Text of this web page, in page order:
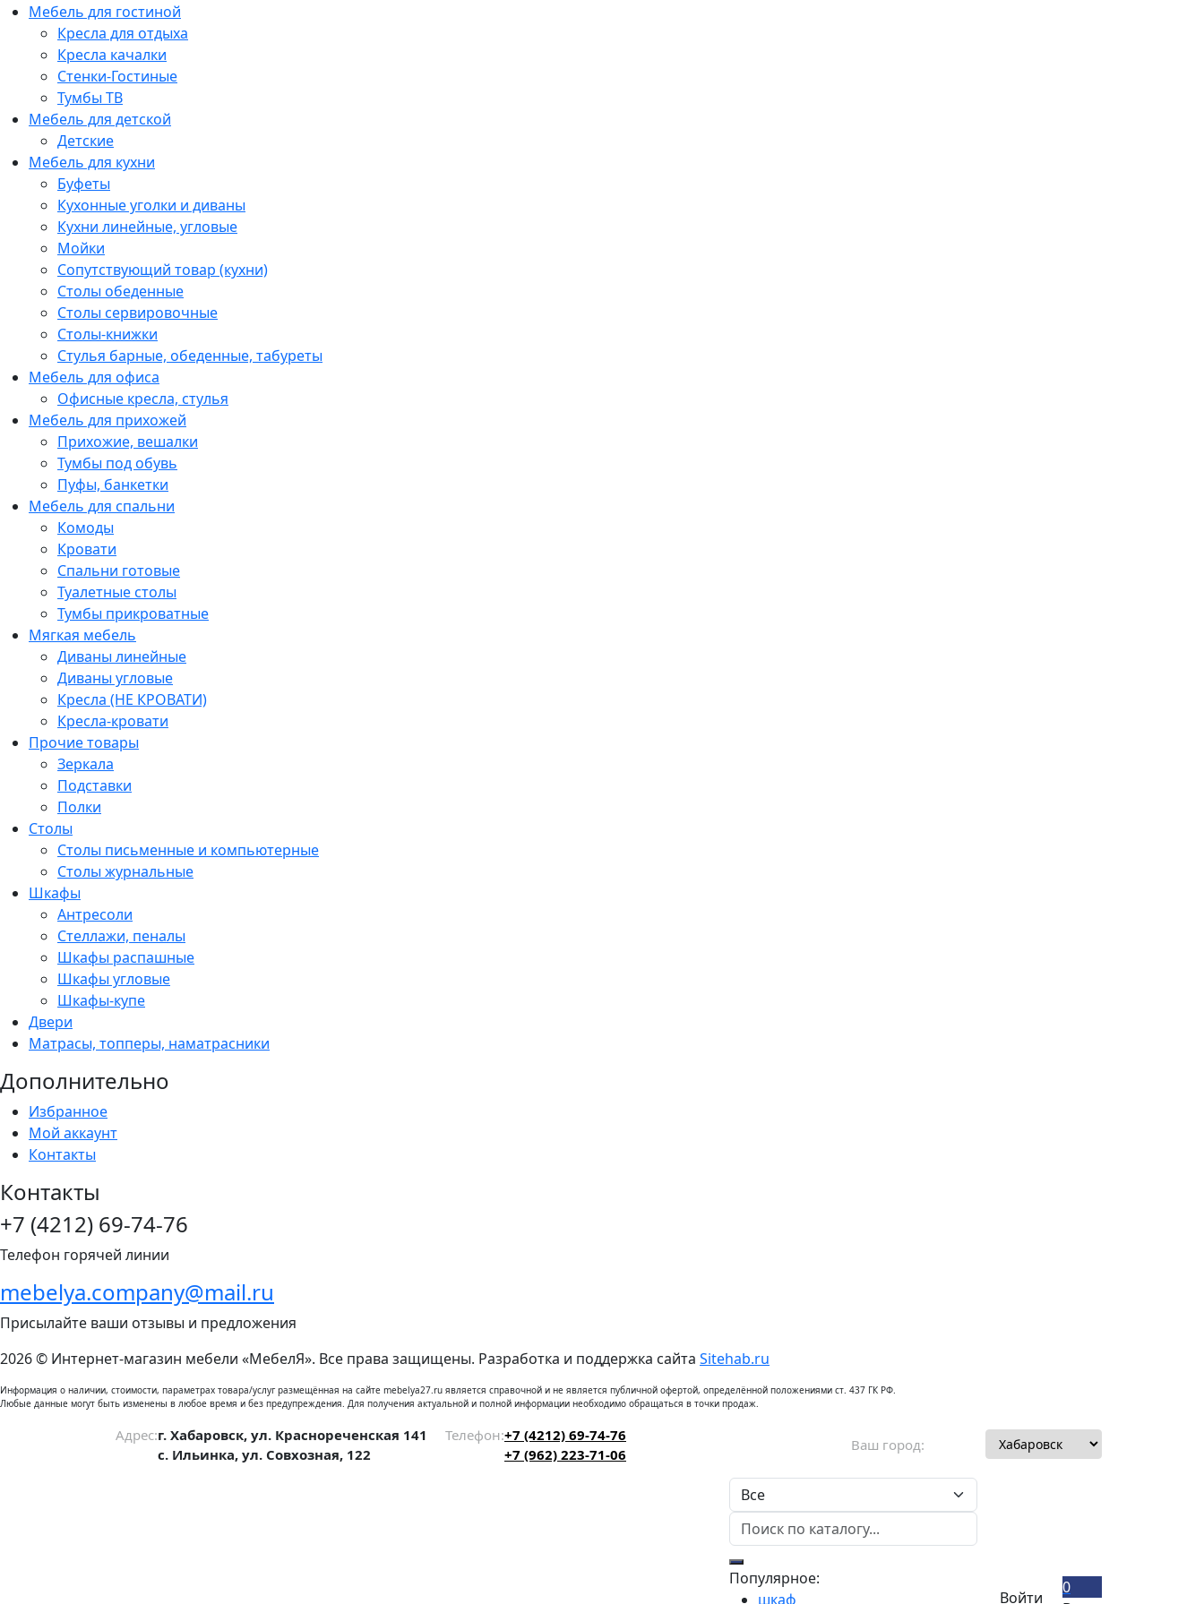
Мебель для гостиной
Кресла для отдыха
Кресла качалки
Стенки-Гостиные
Тумбы ТВ
Мебель для детской
Детские
Мебель для кухни
Буфеты
Кухонные уголки и диваны
Кухни линейные, угловые
Мойки
Сопутствующий товар (кухни)
Столы обеденные
Столы сервировочные
Столы-книжки
Стулья барные, обеденные, табуреты
Мебель для офиса
Офисные кресла, стулья
Мебель для прихожей
Прихожие, вешалки
Тумбы под обувь
Пуфы, банкетки
Мебель для спальни
Комоды
Кровати
Спальни готовые
Туалетные столы
Тумбы прикроватные
Мягкая мебель
Диваны линейные
Диваны угловые
Кресла (НЕ КРОВАТИ)
Кресла-кровати
Прочие товары
Зеркала
Подставки
Полки
Столы
Столы письменные и компьютерные
Столы журнальные
Шкафы
Антресоли
Стеллажи, пеналы
Шкафы распашные
Шкафы угловые
Шкафы-купе
Двери
Матрасы, топперы, наматрасники
Дополнительно
Избранное
Мой аккаунт
Контакты
Контакты
+7 (4212) 69-74-76
Телефон горячей линии
mebelya.company@mail.ru
Присылайте ваши отзывы и предложения
2026 © Интернет-магазин мебели «МебелЯ». Все права защищены. Разработка и поддержка сайта Sitehab.ru
Информация о наличии, стоимости, параметрах товара/услуг размещённая на сайте mebelya27.ru является справочной и не является публичной офертой, определённой положениями ст. 437 ГК РФ.
Любые данные могут быть изменены в любое время и без предупреждения. Для получения актуальной и полной информации необходимо обращаться в точки продаж.
Адрес:г. Хабаровск, ул. Краснореченская 141
с. Ильинка, ул. Совхозная, 122
Телефон:+7 (4212) 69-74-76
+7 (962) 223-71-06
Ваш город:
Популярное:
шкаф
Войти
0